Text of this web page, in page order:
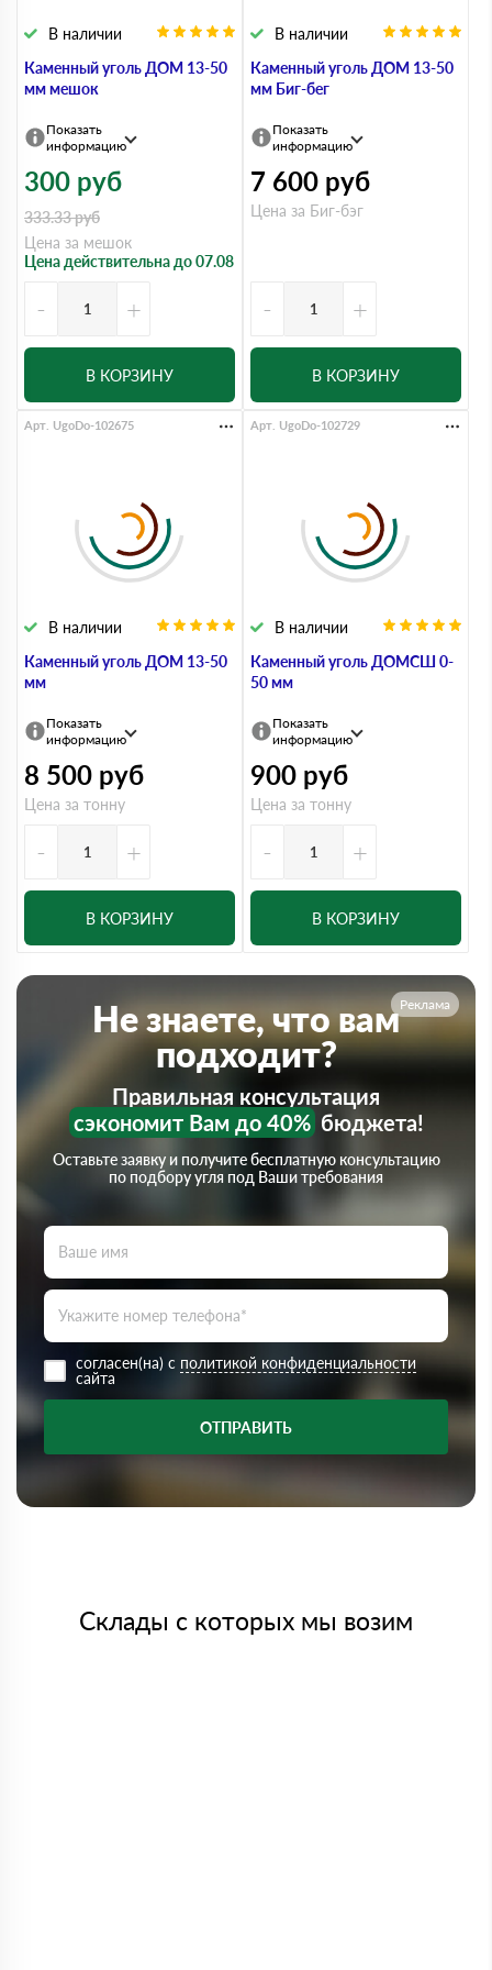
Каменный уголь ДОМ 13-50
мм мешок
В наличии
Показать
информацию
300 руб
333.33руб
Цена за мешок
Цена действительна до 07.08
- +
В КОРЗИНУ
Каменный уголь ДОМ 13-50
мм Биг-бег
В наличии
Показать
информацию
7 600 руб
Цена за Биг-бэг
- +
В КОРЗИНУ
Каменный уголь ДОМ 13-50
мм
В наличии
Арт. UgoDo-102675
Показать
информацию
8 500 руб
Цена за тонну
- +
В КОРЗИНУ
Каменный уголь ДОМСШ 0-
50 мм
В наличии
Арт. UgoDo-102729
Показать
информацию
900 руб
Цена за тонну
- +
В КОРЗИНУ
Реклама
Не знаете, что вам
подходит?
Правильная консультация
сэкономит Вам до 40%бюджета!
Оставьте заявку и получите бесплатную консультацию
по подбору угля под Ваши требования
согласен(на) с политикой конфиденциальности
сайта
ОТПРАВИТЬ
Склады с которых мы возим